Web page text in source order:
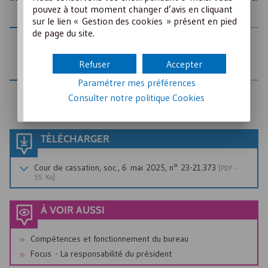
Juris associations pour le Crédit Mutuel
TÉLÉCHARGER
Cour de cassation, soc., 6 mai 2025, n° 23-21.373 [PDF -
55 Ko]
À VOIR AUSSI
Compétences et fonctionnement du bureau
Focus - La responsabilité du président
pouvez à tout moment changer d’avis en cliquant
sur le lien « Gestion des cookies » présent en pied
de page du site.
Accepter
Refuser
Paramétrer mes préférences
Consulter notre politiqueCookies